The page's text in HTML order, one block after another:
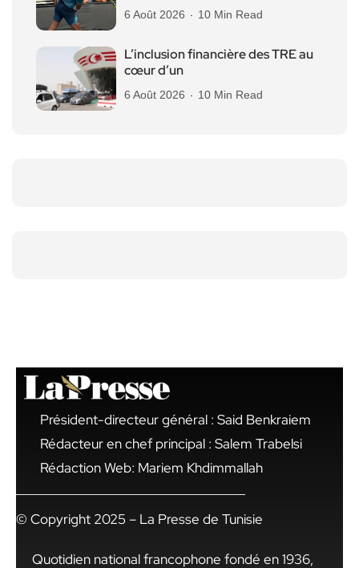
6 Août 2026 10 Min Read
L’inclusion financière des TRE au
cœur d’un
6 Août 2026 10 Min Read
Président-directeur général : Said Benkraiem
Rédacteur en chef principal : Salem Trabelsi
Rédaction Web: Mariem Khdimmallah
© Copyright 2025 – La Presse de Tunisie
Quotidien national francophone fondé en 1936,